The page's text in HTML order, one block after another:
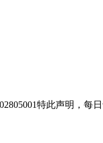
特此声明，每